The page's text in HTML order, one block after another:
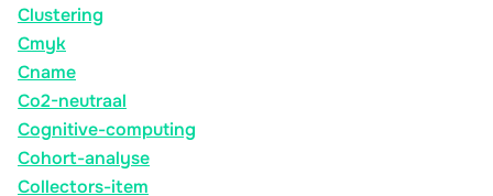
Clustering
Cmyk
Cname
Co2-neutraal
Cognitive-computing
Cohort-analyse
Collectors-item